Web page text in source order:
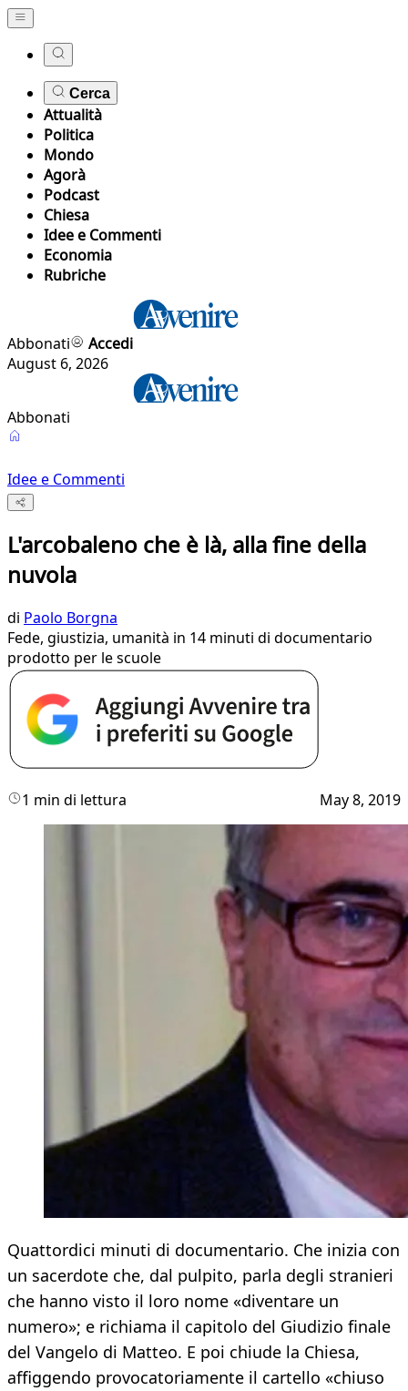
Cerca
Attualità
Politica
Mondo
Agorà
Podcast
Chiesa
Idee e Commenti
Economia
Rubriche
Abbonati
Accedi
August 6, 2026
Abbonati
Idee e Commenti
L'arcobaleno che è là, alla fine della
nuvola
di Paolo Borgna
Fede, giustizia, umanità in 14 minuti di documentario
prodotto per le scuole
1 min di lettura May 8, 2019
Quattordici minuti di documentario. Che inizia con
un sacerdote che, dal pulpito, parla degli stranieri
che hanno visto il loro nome «diventare un
numero»; e richiama il capitolo del Giudizio finale
del Vangelo di Matteo. E poi chiude la Chiesa,
affiggendo provocatoriamente il cartello «chiuso